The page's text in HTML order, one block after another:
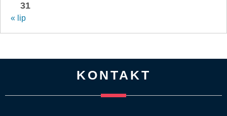
31
« lip
KONTAKT